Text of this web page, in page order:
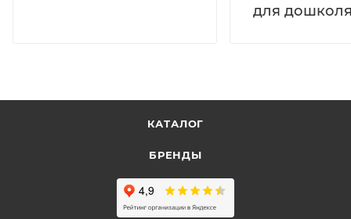
для
КАТАЛОГ
БРЕНДЫ